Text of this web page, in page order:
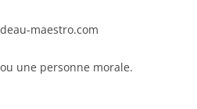
maestro.com
une personne morale.